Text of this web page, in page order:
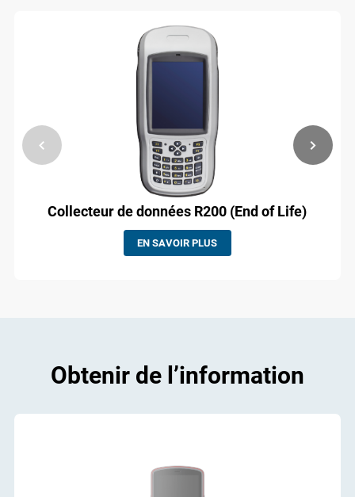
Collecteur de données R200 (End of Life)
EN SAVOIR PLUS
Obtenir de l’information